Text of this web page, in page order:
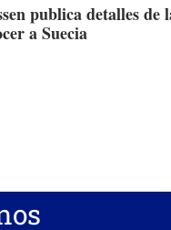
publica detalles de
a Suecia